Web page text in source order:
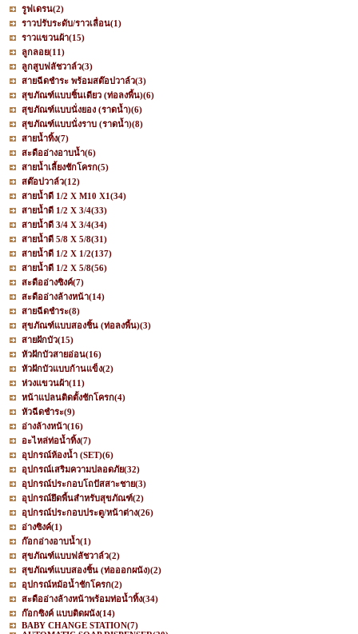
รูฟเดรน(2)
ราวปรับระดับ/ราวเลื่อน(1)
ราวแขวนผ้า(15)
ลูกลอย(11)
ลูกสูบฟลัชวาล์ว(3)
สายฉีดชำระ พร้อมสต๊อปวาล์ว(3)
สุขภัณฑ์แบบชิ้นเดียว (ท่อลงพื้น)(6)
สุขภัณฑ์แบบนั่งยอง (ราดน้ำ)(6)
สุขภัณฑ์แบบนั่งราบ (ราดน้ำ)(8)
สายน้ำทิ้ง(7)
สะดืออ่างอาบน้ำ(6)
สายน้ำเลี้ยงชักโครก(5)
สต๊อปวาล์ว(12)
สายน้ำดี 1/2 X M10 X1(34)
สายน้ำดี 1/2 X 3/4(33)
สายน้ำดี 3/4 X 3/4(34)
สายน้ำดี 5/8 X 5/8(31)
สายน้ำดี 1/2 X 1/2(137)
สายน้ำดี 1/2 X 5/8(56)
สะดืออ่างซิงค์(7)
สะดืออ่างล้างหน้า(14)
สายฉีดชำระ(8)
สุขภัณฑ์แบบสองชิ้น (ท่อลงพื้น)(3)
สายฝักบัว(15)
หัวฝักบัวสายอ่อน(16)
หัวฝักบัวแบบก้านแข็ง(2)
ห่วงแขวนผ้า(11)
หน้าแปลนติดตั้งชักโครก(4)
หัวฉีดชำระ(9)
อ่างล้างหน้า(16)
อะไหล่ท่อน้ำทิ้ง(7)
อุปกรณ์ห้องน้ำ (SET)(6)
อุปกรณ์เสริมความปลอดภัย(32)
อุปกรณ์ประกอบโถปัสสาะชาย(3)
อุปกรณ์ยึดพื้นสำหรับสุขภัณฑ์(2)
อุปกรณ์ประกอบประตู/หน้าต่าง(26)
อ่างซิงค์(1)
ก๊อกอ่างอาบน้ำ(1)
สุขภัณฑ์แบบฟลัชวาล์ว(2)
สุขภัณฑ์แบบสองชิ้น (ท่อออกผนัง)(2)
อุปกรณ์หม้อน้ำชักโครก(2)
สะดืออ่างล้างหน้าพร้อมท่อน้ำทิ้ง(34)
ก๊อกซิงค์ แบบติดผนัง(14)
BABY CHANGE STATION(7)